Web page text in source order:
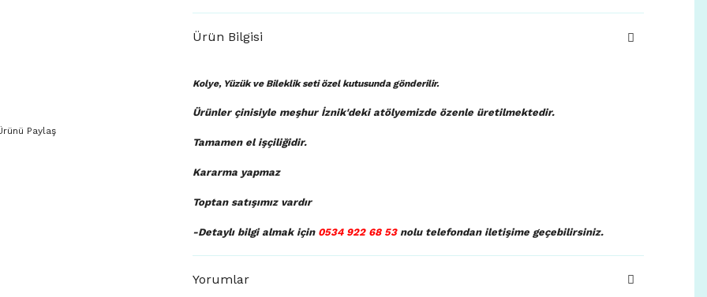
Paylaş
Ürün Bilgisi
Kolye, Yüzük ve Bileklik seti özel kutusunda gönderilir.
Ürünler çinisiyle meşhur İznik'deki atölyemizde özenle üretilmektedir.
Tamamen el işçiliğidir.
Kararma yapmaz
Toptan satışımız vardır
-Detaylı bilgi almak için 0534 922 68 53nolu telefondan iletişime geçebilirsiniz.
Yorumlar